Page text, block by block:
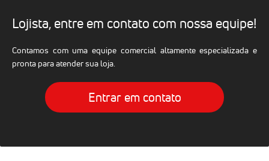
Lojista, entre em contato com nossa equipe!
Contamos com uma equipe comercial altamente especializada e
pronta para atender sua loja.
Entrar em contato